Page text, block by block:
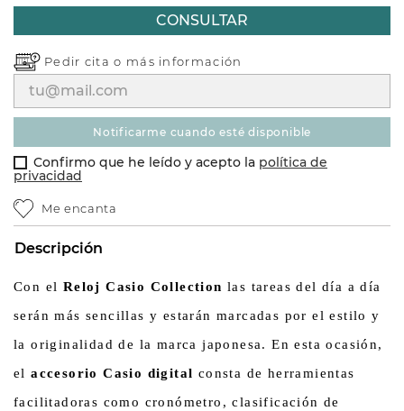
CONSULTAR
Pedir cita o más información
notificarme cuando esté disponible
Confirmo que he leído y acepto la política de
privacidad
Me encanta
Descripción
Con el Reloj Casio Collectionlas tareas del día a día
serán más sencillas y estarán marcadas por el estilo y
la originalidad de la marca japonesa. En esta ocasión,
elaccesorio Casio digital consta de herramientas
facilitadoras como cronómetro, clasificación de